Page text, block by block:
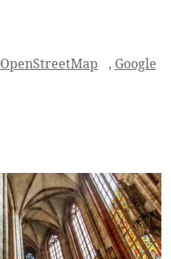
OpenStreetMap , Google